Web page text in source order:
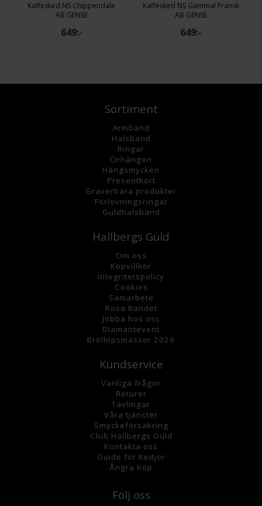
Kaffesked NS Chippendale
AB GENSE
649:-
Kaffesked NS Gammal Fransk
AB GENSE
649:-
Sortiment
Armband
Halsband
Ringar
Örhängen
Hängsmycken
Presentkort
Graverbara produkter
Förlovningsringar
Guldhalsband
Hallbergs Guld
Om oss
Köpvillkor
Integritetspolicy
Cookies
Samarbete
Rosa Bandet
Jobba hos oss
Diamantevent
Bröllopsmässor 2026
Kundservice
Vanliga frågor
Returer
Tävlingar
Våra tjänster
Smyckeförsäkring
Club Hallbergs Guld
Kontakta oss
Guide för Kedjor
Ångra Köp
Följ oss